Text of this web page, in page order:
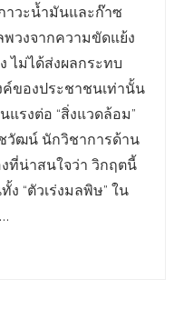
าวะน้ำมันและก๊าซ
วงจากความขัดแย้ง
ไม่ได้ส่งผลกระทบ
ค์ของประชาชนเท่านั้น
แรงต่อ “สิ่งแวดล้อม”
วัฒน์ นักวิชาการด้าน
ที่น่าสนใจว่า วิกฤตนี้
“ตัวเร่งมลพิษ” ใน